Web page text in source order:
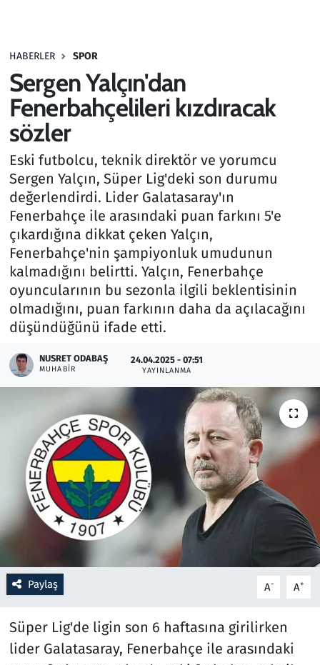
HABERLER SPOR
Sergen Yalçın'dan
Fenerbahçelileri kızdıracak
sözler
Eski futbolcu, teknik direktör ve yorumcu
Sergen Yalçın, Süper Lig'deki son durumu
değerlendirdi. Lider Galatasaray'ın
Fenerbahçe ile arasındaki puan farkını 5'e
çıkardığına dikkat çeken Yalçın,
Fenerbahçe'nin şampiyonluk umudunun
kalmadığını belirtti. Yalçın, Fenerbahçe
oyuncularının bu sezonla ilgili beklentisinin
olmadığını, puan farkının daha da açılacağını
düşündüğünü ifade etti.
NUSRET ODABAŞ
MUHABIR
24.04.2025 - 07:51
YAYINLANMA
Paylaş A- A+
Süper Lig'de ligin son 6 haftasına girilirken
lider Galatasaray, Fenerbahçe ile arasındaki
Haber
Kültür Sanat
Kurumsal Haberler
Lezzet Durağı
Memur ve Kamu
Otomobil
Oyun
Ramazan
Resmi İlanlar
Rüya Tabirleri
Sağlık
Savunma Sanayi
Seçim 2023
Spor
Teknoloji ve Bilim